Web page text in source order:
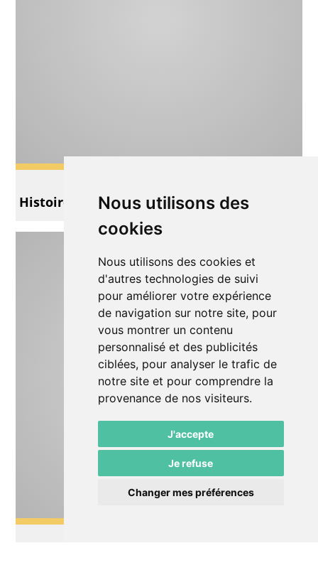
Nous utilisons des
cookies
Nous utilisons des cookies et
d'autres technologies de suivi
pour améliorer votre expérience
de navigation sur notre site, pour
vous montrer un contenu
personnalisé et des publicités
ciblées, pour analyser le trafic de
notre site et pour comprendre la
provenance de nos visiteurs.
J'accepte
Je refuse
Changer mes préférences
Histoire de Rat